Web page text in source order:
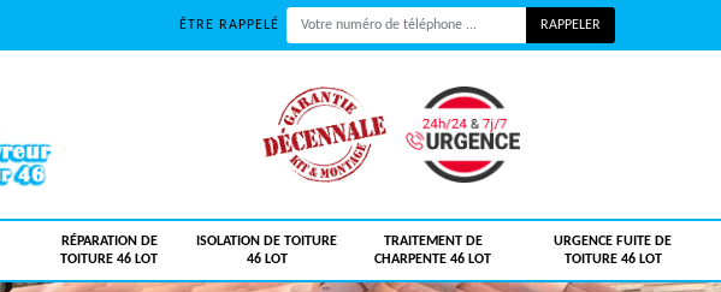
ÊTRE RAPPELÉ
RÉPARATION DE
TOITURE 46 LOT
ISOLATION DE TOITURE
46 LOT
TRAITEMENT DE
CHARPENTE 46 LOT
URGENCE FUITE DE
TOITURE 46 LOT